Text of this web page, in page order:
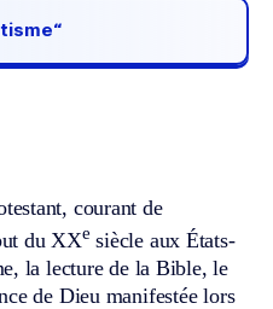
courant de
du XXe siècle aux États-
la lecture de la Bible, le
de Dieu manifestée lors